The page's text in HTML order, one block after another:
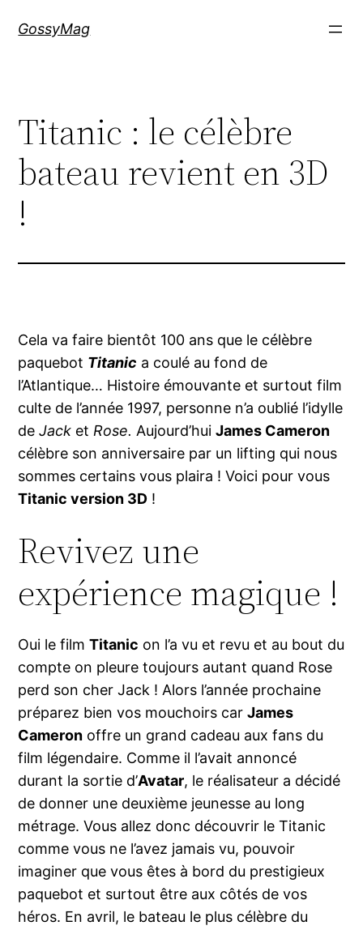
GossyMag
Titanic : le célèbre
bateau revient en 3D
!
Cela va faire bientôt 100 ans que le célèbre
paquebot Titanic a coulé au fond de
l’Atlantique… Histoire émouvante et surtout film
culte de l’année 1997, personne n’a oublié l’idylle
deJack etRose. Aujourd’huiJames Cameron
célèbre son anniversaire par un lifting qui nous
sommes certains vous plaira ! Voici pour vous
Titanic version 3D !
Revivez une
expérience magique !
Oui le filmTitanic on l’a vu et revu et au bout du
compte on pleure toujours autant quand Rose
perd son cher Jack ! Alors l’année prochaine
préparez bien vos mouchoirs carJames
Cameron offre un grand cadeau aux fans du
film légendaire. Comme il l’avait annoncé
durant la sortie d’Avatar, le réalisateur a décidé
de donner une deuxième jeunesse au long
métrage. Vous allez donc découvrir le Titanic
comme vous ne l’avez jamais vu, pouvoir
imaginer que vous êtes à bord du prestigieux
paquebot et surtout être aux côtés de vos
héros. En avril, le bateau le plus célèbre du